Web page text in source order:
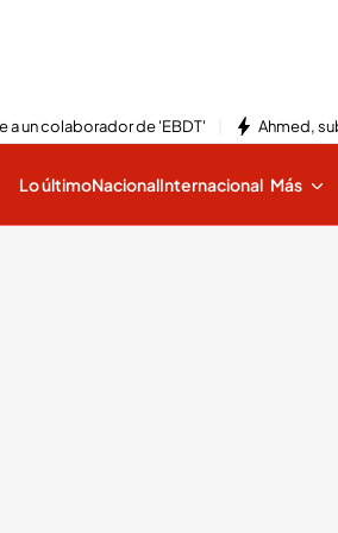
a un colaborador de 'EBDT' Ahmed,
Lo últimoNacionalInternacional Más